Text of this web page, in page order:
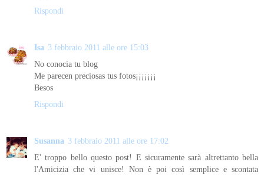
Rispondi
Isa 3 febbraio 2011 alle ore 15:03
No conocia tu blog
Me parecen preciosas tus fotos¡¡¡¡¡¡¡
Besos
Rispondi
Susanna 3 febbraio 2011 alle ore 17:02
E' troppo bello questo post! E sicuramente sarà altrettanto bella
l'Amicizia che vi unisce! Non è poi così semplice e scontata